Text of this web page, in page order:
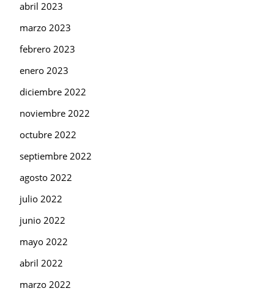
abril 2023
marzo 2023
febrero 2023
enero 2023
diciembre 2022
noviembre 2022
octubre 2022
septiembre 2022
agosto 2022
julio 2022
junio 2022
mayo 2022
abril 2022
marzo 2022